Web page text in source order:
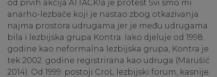
od prvih akcija ATTACK!a je protest Svi smo mi
anarho-lezbače koji je nastao zbog otkazivanja
najma prostora udrugama jer je među udrugama
bila i lezbijska grupa Kontra. Iako djeluje od 1998.
godine kao neformalna lezbijska grupa, Kontra je
tek 2002. godine registrirana kao udruga (Marušić
2014). Od 1999. postoji CroL lezbijski forum, kasnije